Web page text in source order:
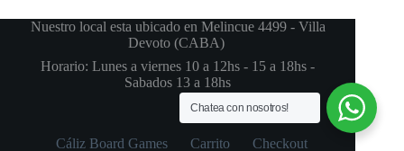
Nuestro local esta ubicado en Melincue 4499 - Villa
Devoto (CABA)
Horario: Lunes a viernes 10 a 12hs - 15 a 18hs -
Sabados 13 a 18hs
Cáliz Board Games Carrito Checkout
Chatea con nosotros!